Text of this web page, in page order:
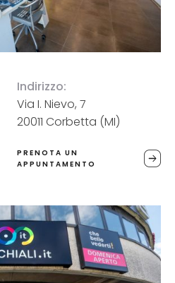
Indirizzo:
Via I. Nievo, 7
20011 Corbetta (MI)
PRENOTA UN
APPUNTAMENTO